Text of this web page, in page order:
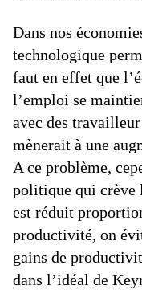
Dans nos
technologique
faut en effet que
l’emploi se
avec des
mènerait à une
A ce problème,
politique qui crève
est réduit
productivité, on
gains de
dans l’idéal de